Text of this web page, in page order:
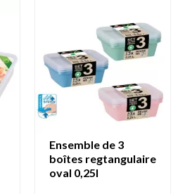
ensemble de 3
boîtes regtangulaire
oval 0,25l